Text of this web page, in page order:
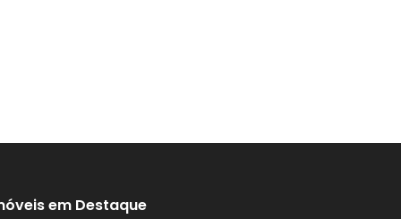
em Destaque